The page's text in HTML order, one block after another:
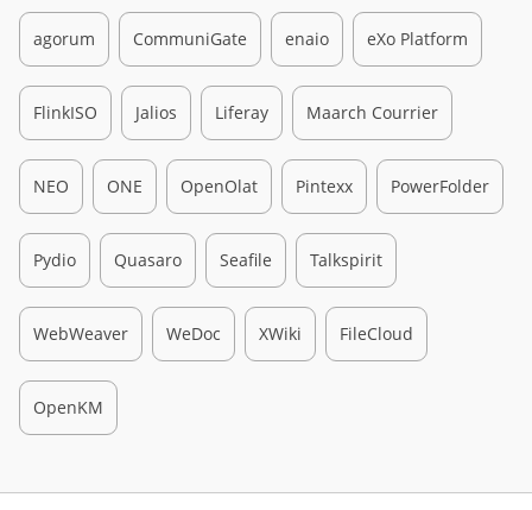
agorum CommuniGate enaio eXo Platform
FlinkISO Jalios Liferay Maarch Courrier
NEO ONE OpenOlat Pintexx PowerFolder
Pydio Quasaro Seafile Talkspirit
WebWeaver WeDoc XWiki FileCloud
OpenKM